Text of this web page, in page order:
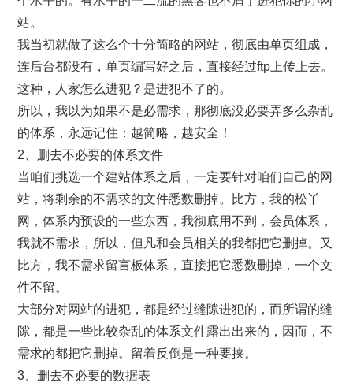
站。
我当初就做了这么个十分简略的网站，彻底由单页组成，
连后台都没有，单页编写好之后，直接经过ftp上传上去。
这种，人家怎么进犯？是进犯不了的。
所以，我以为如果不是必需求，那彻底没必要弄多么杂乱
的体系，永远记住：越简略，越安全！
2、删去不必要的体系文件
当咱们挑选一个建站体系之后，一定要针对咱们自己的网
站，将剩余的不需求的文件悉数删掉。比方，我的松丫
网，体系内预设的一些东西，我彻底用不到，会员体系，
我就不需求，所以，但凡和会员相关的我都把它删掉。又
比方，我不需求留言板体系，直接把它悉数删掉，一个文
件不留。
大部分对网站的进犯，都是经过缝隙进犯的，而所谓的缝
隙，都是一些比较杂乱的体系文件露出出来的，因而，不
需求的都把它删掉。留着反倒是一种要挟。
3、删去不必要的数据表